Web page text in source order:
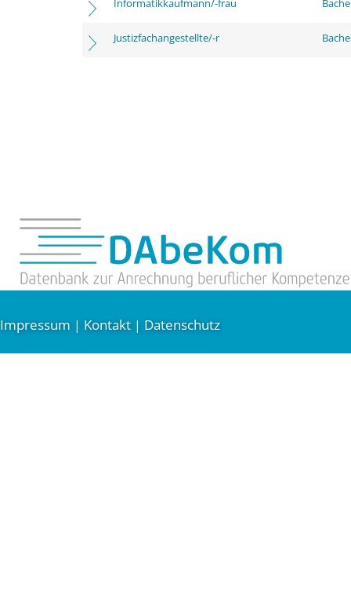
Informatikkaufmann/-frau
Justizfachangestellte/-r
Impressum | Kontakt | Datenschutz